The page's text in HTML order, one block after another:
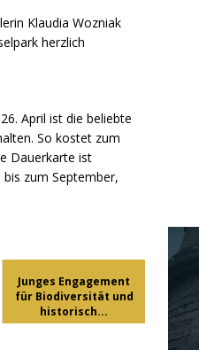
Klaudia Wozniak
herzlich
April ist die beliebte
So kostet zum
Dauerkarte ist
zum September,
Junges Engagement
für Biodiversität und
historisch...